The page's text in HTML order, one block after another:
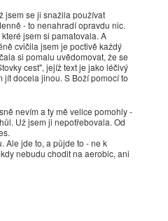
jsem se ji snažila používat
- to nenahradí opravdu nic.
jsem si pamatovala. A
cvičila jsem je poctivě každý
si pomalu uvědomovat, že se
cest", jejíž text je jako léčivý
jít docela jinou. S Boží pomocí to
nevím a ty mě velice pomohly -
Už jsem ji nepotřebovala. Od
Ale jde to, a půjde to - ne k
nebudu chodit na aerobic, ani